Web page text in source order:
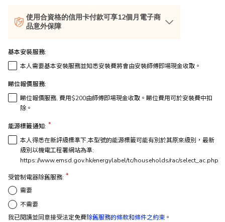
使用合資格的信用卡付款可享12個月電子商
品意外保障
基本安裝服務:
本人需要基本安裝服務並知悉安裝費將會由安裝師傅即場現金收取。
睇位報價服務:
睇位報價服務, 費用$200由師傅即場現金收取。睇位費用可於安裝費中扣
除。
能源標籤通知:
本人得悉在新評級標準下,本型號的能源標籤可能有別於其原來級別，最新
級別以機電工程署網站為準:
https://www.emsd.gov.hk/energylabel/tc/households/rac/select_ac.php
受管制電器除舊服務:
需要
不需要
我已閱讀並同意接受法定免費除舊服務的條款和條件之約束 。